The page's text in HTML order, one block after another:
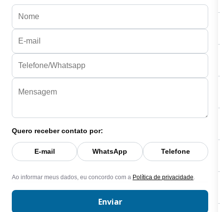
Quero receber contato por:
E-mail WhatsApp Telefone
Ao informar meus dados, eu concordo com a Política de privacidade
Enviar